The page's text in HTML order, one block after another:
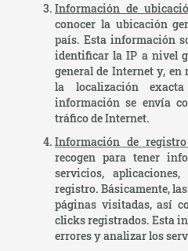
Información de
conocer la ubicación
país. Esta información
identificar la IP a nivel
general de Internet y,
la localización
información se envía
tráfico de Internet.
Información de
recogen para tener
servicios,
registro. Básicamente,
páginas visitadas, así
clicks registrados. Esta
errores y analizar los